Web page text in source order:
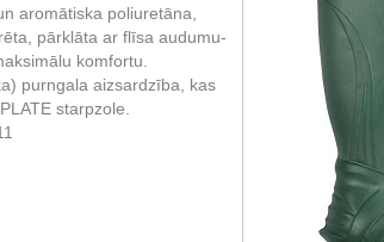
aromātiska poliuretāna,
pārklāta ar flīsa audumu-
komfortu.
purngala aizsardzība, kas
starpzole.